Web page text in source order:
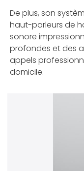
De plus, son
haut-parleurs de
sonore
profondes et des
appels
domicile.